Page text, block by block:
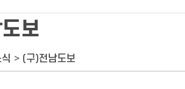
보
> (구)전남도보